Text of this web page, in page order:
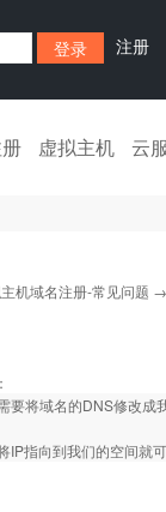
注册
虚拟主机 云
机域名注册-常见问题
要将域名的DNS修改成
IP指向到我们的空间就